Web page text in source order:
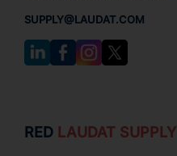
SUPPLY@LAUDAT.COM
RED LAUDAT SUPPLY